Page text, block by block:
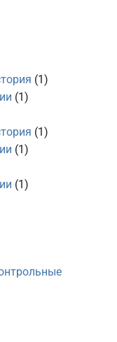
(1)
(1)
(1)
(1)
(1)